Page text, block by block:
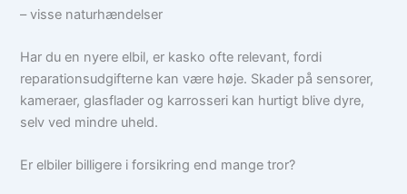
– visse naturhændelser
Har du en nyere elbil, er kasko ofte relevant, fordi
reparationsudgifterne kan være høje. Skader på sensorer,
kameraer, glasflader og karrosseri kan hurtigt blive dyre,
selv ved mindre uheld.
Er elbiler billigere i forsikring end mange tror?